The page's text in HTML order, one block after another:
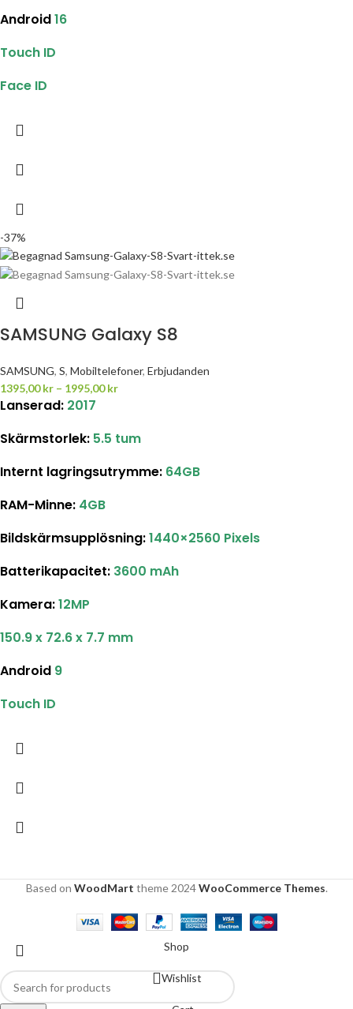
Android16
Touch ID
Face ID
-37%
SAMSUNG Galaxy S8
SAMSUNG, S, Mobiltelefoner, Erbjudanden
1395,00kr – 1995,00kr
Lanserad: 2017
Skärmstorlek: 5.5 tum
Internt lagringsutrymme: 64GB
RAM-Minne: 4GB
Bildskärmsupplösning:1440×2560 Pixels
Batterikapacitet: 3600 mAh
Kamera:12MP
150.9 x 72.6 x 7.7 mm
Android 9
Touch ID
Based on WoodMart theme2024WooCommerce Themes.
Shop
Wishlist